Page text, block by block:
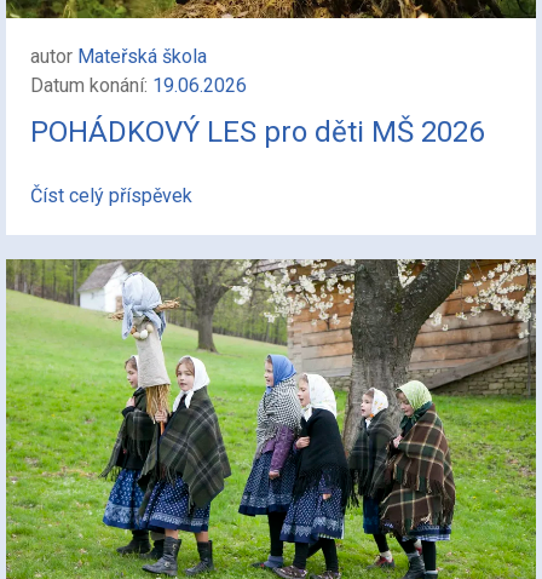
autor Mateřská škola
Datum konání: 19.06.2026
POHÁDKOVÝ LES pro děti MŠ 2026
Číst celý příspěvek